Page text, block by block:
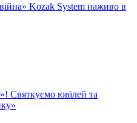
Kozak System наживо в
Святкуємо ювілей та